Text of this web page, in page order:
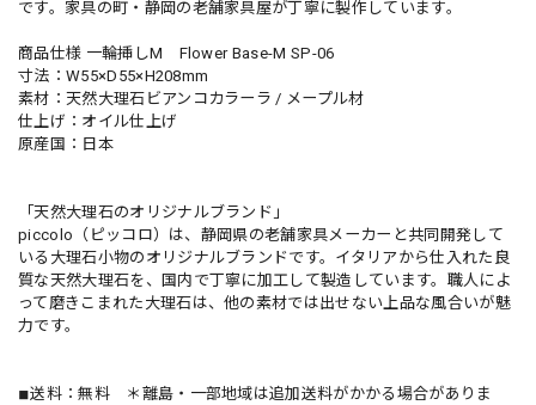
です。家具の町・静岡の老舗家具屋が丁寧に製作しています。
商品仕様 一輪挿しM Flower Base-M SP-06
寸法：W55×D55×H208mm
素材：天然大理石ビアンコカラーラ / メープル材
仕上げ：オイル仕上げ
原産国：日本
「天然大理石のオリジナルブランド」
piccolo（ピッコロ）は、静岡県の老舗家具メーカーと共同開発して
いる大理石小物のオリジナルブランドです。イタリアから仕入れた良
質な天然大理石を、国内で丁寧に加工して製造しています。職人によ
って磨きこまれた大理石は、他の素材では出せない上品な風合いが魅
力です。
◾︎送料：無料 ＊離島・一部地域は追加送料がかかる場合がありま